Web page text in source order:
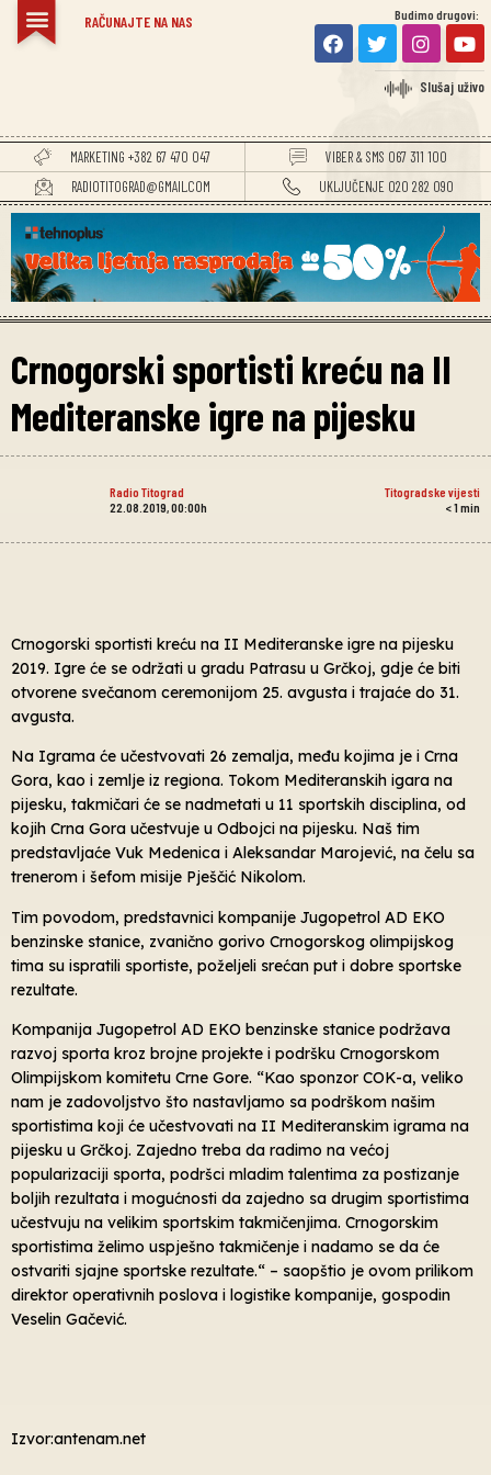
RAČUNAJTE NA NAS Budimo drugovi:
Slušaj uživo
MARKETING +382 67 470 047
VIBER & SMS 067 311 100
RADIOTITOGRAD@GMAIL.COM
UKLJUČENJE 020 282 090
Crnogorski sportisti kreću na II
Mediteranske igre na pijesku
Radio Titograd
Titogradske vijesti
22.08.2019, 00:00h
< 1 min
Crnogorski sportisti kreću na II Mediteranske igre na pijesku
2019. Igre će se održati u gradu Patrasu u Grčkoj, gdje će biti
otvorene svečanom ceremonijom 25. avgusta i trajaće do 31.
avgusta.
Na Igrama će učestvovati 26 zemalja, među kojima je i Crna
Gora, kao i zemlje iz regiona. Tokom Mediteranskih igara na
pijesku, takmičari će se nadmetati u 11 sportskih disciplina, od
kojih Crna Gora učestvuje u Odbojci na pijesku. Naš tim
predstavljaće Vuk Medenica i Aleksandar Marojević, na čelu sa
trenerom i šefom misije Pješčić Nikolom.
Tim povodom, predstavnici kompanije Jugopetrol AD EKO
benzinske stanice, zvanično gorivo Crnogorskog olimpijskog
tima su ispratili sportiste, poželjeli srećan put i dobre sportske
rezultate.
Kompanija Jugopetrol AD EKO benzinske stanice podržava
razvoj sporta kroz brojne projekte i podršku Crnogorskom
Olimpijskom komitetu Crne Gore. “Kao sponzor COK-a, veliko
nam je zadovoljstvo što nastavljamo sa podrškom našim
sportistima koji će učestvovati na II Mediteranskim igrama na
pijesku u Grčkoj. Zajedno treba da radimo na većoj
popularizaciji sporta, podršci mladim talentima za postizanje
boljih rezultata i mogućnosti da zajedno sa drugim sportistima
učestvuju na velikim sportskim takmičenjima. Crnogorskim
sportistima želimo uspješno takmičenje i nadamo se da će
ostvariti sjajne sportske rezultate.“ – saopštio je ovom prilikom
direktor operativnih poslova i logistike kompanije, gospodin
Veselin Gačević.
Izvor:antenam.net